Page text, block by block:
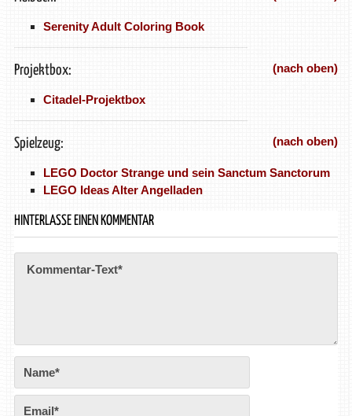
Serenity Adult Coloring Book
(nach oben)
Projektbox:
Citadel-Projektbox
(nach oben)
Spielzeug:
LEGO Doctor Strange und sein Sanctum Sanctorum
LEGO Ideas Alter Angelladen
HINTERLASSE EINEN KOMMENTAR